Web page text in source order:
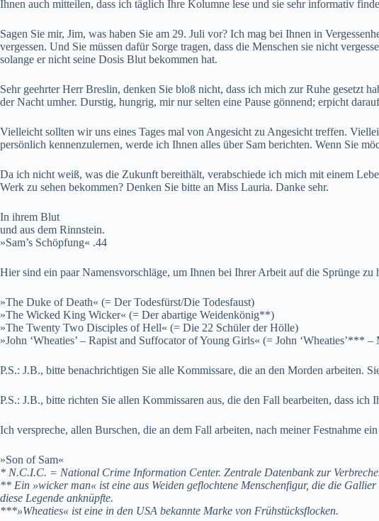
Ihnen auch mitteilen, dass ich täglich Ihre Kolumne lese und sie sehr informativ
Sagen Sie mir, Jim, was haben Sie am 29. Juli vor? Ich mag bei Ihnen in
vergessen. Und Sie müssen dafür Sorge tragen, dass die Menschen sie nicht
solange er nicht seine Dosis Blut bekommen hat.
Sehr geehrter Herr Breslin, denken Sie bloß nicht, dass ich mich zur Ruhe gesetzt
der Nacht umher. Durstig, hungrig, mir nur selten eine Pause gönnend; erpicht
Vielleicht sollten wir uns eines Tages mal von Angesicht zu Angesicht treffen.
persönlich kennenzulernen, werde ich Ihnen alles über Sam berichten. Wenn Sie
Da ich nicht weiß, was die Zukunft bereithält, verabschiede ich mich mit einem
Werk zu sehen bekommen? Denken Sie bitte an Miss Lauria. Danke sehr.
In ihrem Blut
und aus dem Rinnstein.
»Sam’s Schöpfung« .44
Hier sind ein paar Namensvorschläge, um Ihnen bei Ihrer Arbeit auf die Sprünge
»The Duke of Death« (= Der Todesfürst/Die Todesfaust)
»The Wicked King Wicker« (= Der abartige Weidenkönig**)
»The Twenty Two Disciples of Hell« (= Die 22 Schüler der Hölle)
»John ‘Wheaties’ – Rapist and Suffocator of Young Girls« (= John ‘Wheaties’***
P.S.: J.B., bitte benachrichtigen Sie alle Kommissare, die an den Morden arbeiten.
P.S.: J.B., bitte richten Sie allen Kommissaren aus, die den Fall bearbeiten, dass
Ich verspreche, allen Burschen, die an dem Fall arbeiten, nach meiner Festnahme
»Son of Sam«
* N.C.I.C. = National Crime Information Center. Zentrale Datenbank zur
** Ein »wicker man« ist eine aus Weiden geflochtene Menschenfigur, die die
diese Legende anknüpfte.
***»Wheaties« ist eine in den USA bekannte Marke von Frühstücksflocken.